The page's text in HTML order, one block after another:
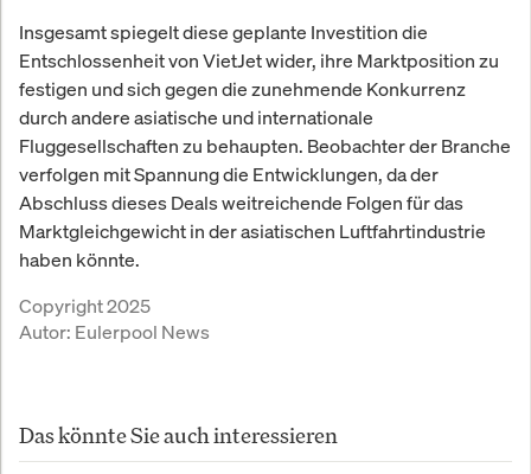
Insgesamt spiegelt diese geplante Investition die
Entschlossenheit von VietJet wider, ihre Marktposition zu
festigen und sich gegen die zunehmende Konkurrenz
durch andere asiatische und internationale
Fluggesellschaften zu behaupten. Beobachter der Branche
verfolgen mit Spannung die Entwicklungen, da der
Abschluss dieses Deals weitreichende Folgen für das
Marktgleichgewicht in der asiatischen Luftfahrtindustrie
haben könnte.
Copyright 2025
Autor: Eulerpool News
Das könnte Sie auch interessieren